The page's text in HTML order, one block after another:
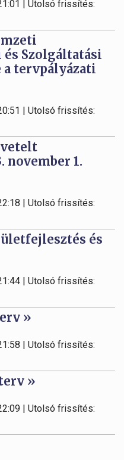
| Utolsó frissítés:
Szolgáltatási
tervpályázati
| Utolsó frissítés:
november 1.
| Utolsó frissítés:
és
| Utolsó frissítés:
»
| Utolsó frissítés:
»
| Utolsó frissítés: